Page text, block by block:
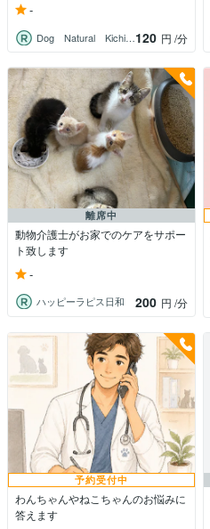
-
Dog Natural Kichien 120 円 /分
離席中
動物介護士がお家でのケアをサポー
ト致します
-
ハッピーラピス日和 200 円 /分
予約受付中
わんちゃんやねこちゃんのお悩みに
答えます